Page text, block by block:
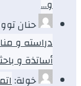
و…
حنان
دراسته و
أساتذة و
خولة: